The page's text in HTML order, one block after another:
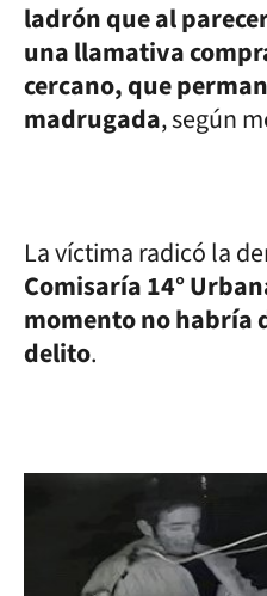
ladrón que al
una llamativa
cercano, que
madrugada, según
La víctima radicó la
Comisaría 14°
momento no habría
delito.